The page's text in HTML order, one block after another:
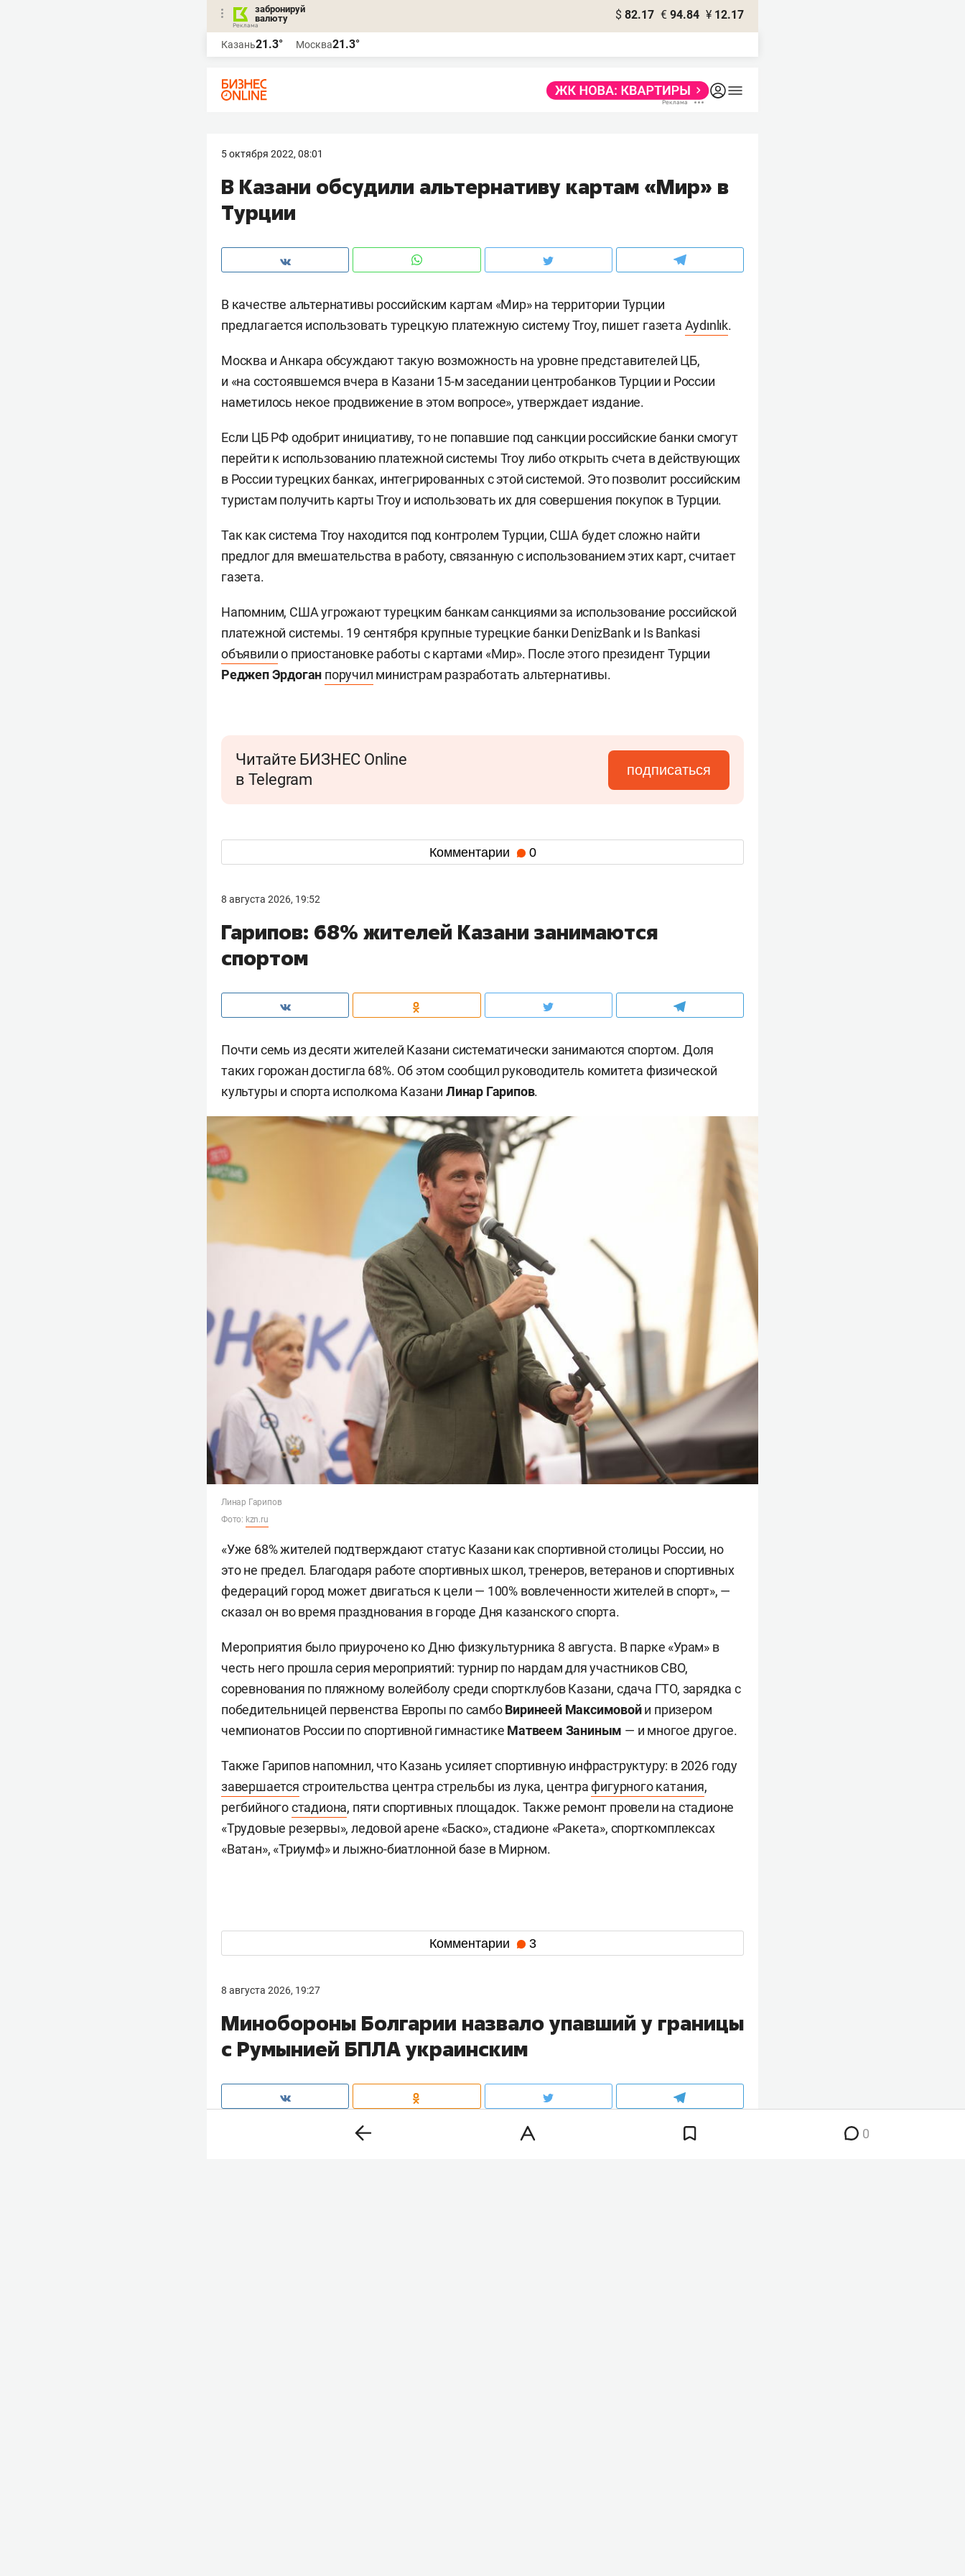
забронируй
валюту
$ 82.17 € 94.84 ¥ 12.17
Казань21.3° Москва21.3°
5 октября 2022, 08:01
В Казани обсудили альтернативу картам «Мир» в
Турции
В качестве альтернативы российским картам «Мир» на территории Турции
предлагается использовать турецкую платежную систему Troy, пишет газета Aydınlık.
Москва и Анкара обсуждают такую возможность на уровне представителей ЦБ,
и «на состоявшемся вчера в Казани 15-м заседании центробанков Турции и России
наметилось некое продвижение в этом вопросе», утверждает издание.
Если ЦБ РФ одобрит инициативу, то не попавшие под санкции российские банки смогут
перейти к использованию платежной системы Troy либо открыть счета в действующих
в России турецких банках, интегрированных с этой системой. Это позволит российским
туристам получить карты Troy и использовать их для совершения покупок в Турции.
Так как система Troy находится под контролем Турции, США будет сложно найти
предлог для вмешательства в работу, связанную с использованием этих карт, считает
газета.
Напомним, США угрожают турецким банкам санкциями за использование российской
платежной системы. 19 сентября крупные турецкие банки DenizBank и Is Bankasi
объявилио приостановке работы с картами «Мир». После этого президент Турции
Реджеп Эрдоган поручил министрам разработать альтернативы.
Читайте БИЗНЕС Online
в Telegram
подписаться
Комментарии 0
8 августа 2026, 19:52
Гарипов: 68% жителей Казани занимаются
спортом
Почти семь из десяти жителей Казани систематически занимаются спортом. Доля
таких горожан достигла 68%. Об этом сообщил руководитель комитета физической
культуры и спорта исполкома Казани Линар Гарипов.
Линар Гарипов
Фото: kzn.ru
«Уже 68% жителей подтверждают статус Казани как спортивной столицы России, но
это не предел. Благодаря работе спортивных школ, тренеров, ветеранов и спортивных
федераций город может двигаться к цели — 100% вовлеченности жителей в спорт», —
сказал он во время празднования в городе Дня казанского спорта.
Мероприятия было приурочено ко Дню физкультурника 8 августа. В парке «Урам» в
честь него прошла серия мероприятий: турнир по нардам для участников СВО,
соревнования по пляжному волейболу среди спортклубов Казани, сдача ГТО, зарядка с
победительницей первенства Европы по самбоВиринеей Максимовойи призером
чемпионатов России по спортивной гимнастике Матвеем Заниным — и многое другое.
Также Гарипов напомнил, что Казань усиляет спортивную инфраструктуру: в 2026 году
завершается строительства центра стрельбы из лука, центра фигурного катания,
регбийногостадиона, пяти спортивных площадок. Также ремонт провели на стадионе
«Трудовые резервы», ледовой арене «Баско», стадионе «Ракета», спорткомплексах
«Ватан», «Триумф» и лыжно-биатлонной базе в Мирном.
Комментарии 3
8 августа 2026, 19:27
Минобороны Болгарии назвало упавший у границы
с Румынией БПЛА украинским
Утром 8 августа беспилотник вошел в воздушное пространство Болгарии со стороны
0